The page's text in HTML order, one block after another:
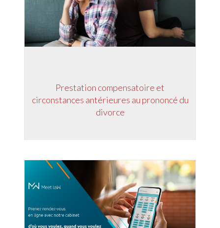
Prestation compensatoire et
circonstances antérieures au prononcé du
divorce